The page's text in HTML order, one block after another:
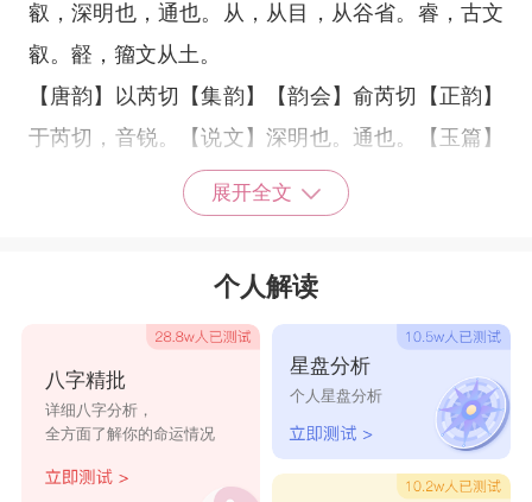
叡，深明也，通也。从，从目，从谷省。睿，古文
叡。壡，籀文从土。
【唐韵】以芮切【集韵】【韵会】俞芮切【正韵】
于芮切，音锐。【说文】深明也。通也。【玉篇】
圣也，智也。【书·洪范】思曰睿，睿作圣。【蔡
传】睿者，通乎微也。【徐干·中论修本篇】睿莫
·五行志】亦作。【六书正譌】从从目，从谷省。
取其穿，目取其明，谷取其响应不穷。别作叡，
非。俗作，尤非。
古文叡。见古文尚书。睿者，之省。䜭下曰。残
也。按残者谓残穿。
展开全文
个人解读
八字精批
详细八字分析，
全方面了解你的命运情况
星盘分析
个人星盘分析